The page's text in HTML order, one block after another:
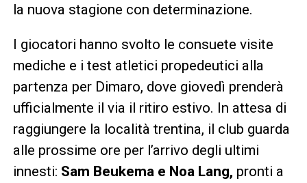
la nuova stagione con determinazione.
I giocatori hanno svolto le consuete visite
mediche e i test atletici propedeutici alla
partenza per Dimaro, dove giovedì prenderà
ufficialmente il via il ritiro estivo. In attesa di
raggiungere la località trentina, il club guarda
alle prossime ore per l’arrivo degli ultimi
innesti: Sam Beukema e Noa Lang, pronti a